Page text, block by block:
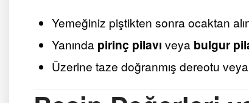
Yemeğiniz piştikten sonra ocaktan
Yanında pirinç pilavı veya bulgur
Üzerine taze doğranmış dereotu